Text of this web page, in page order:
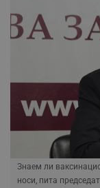
Знаем ли
носи, пита